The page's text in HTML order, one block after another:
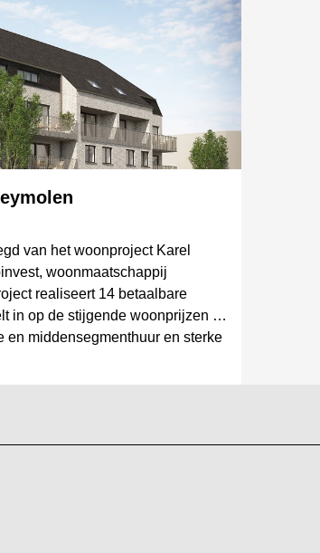
van het woonproject Karel
woonmaatschappij
realiseert 14 betaalbare
in op de stijgende woonprijzen in
en middensegmenthuur en sterke